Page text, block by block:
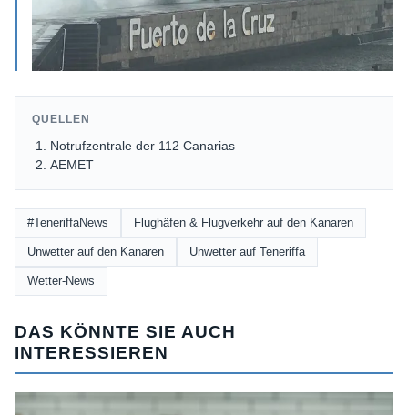
QUELLEN
Notrufzentrale der 112 Canarias
AEMET
#TeneriffaNews Flughäfen & Flugverkehr auf den Kanaren
Unwetter auf den Kanaren Unwetter auf Teneriffa
Wetter-News
DAS KÖNNTE SIE AUCH
INTERESSIEREN